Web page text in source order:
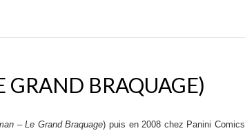
GRAND BRAQUAGE)
– Le Grand Braquage) puis en 2008 chez Panini Comics